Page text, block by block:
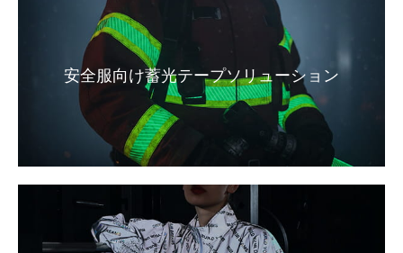
安全服向け蓄光テープソリューション